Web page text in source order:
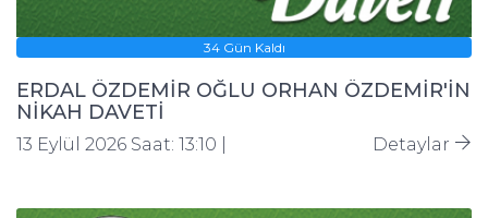
34 Gün Kaldı
ERDAL ÖZDEMİR OĞLU ORHAN ÖZDEMİR'İN
NİKAH DAVETİ
13 Eylül 2026 Saat: 13:10 | Detaylar